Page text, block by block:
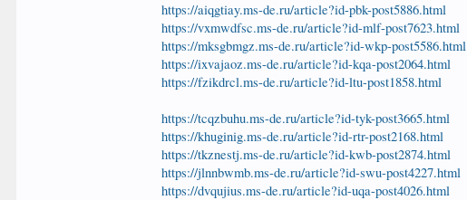
https://aiqgtiay.ms-de.ru/article?id-pbk-post5886.html
https://vxmwdfsc.ms-de.ru/article?id-mlf-post7623.html
https://mksgbmgz.ms-de.ru/article?id-wkp-post5586.html
https://ixvajaoz.ms-de.ru/article?id-kqa-post2064.html
https://fzikdrcl.ms-de.ru/article?id-ltu-post1858.html
https://tcqzbuhu.ms-de.ru/article?id-tyk-post3665.html
https://khuginig.ms-de.ru/article?id-rtr-post2168.html
https://tkznestj.ms-de.ru/article?id-kwb-post2874.html
https://jlnnbwmb.ms-de.ru/article?id-swu-post4227.html
https://dvqujius.ms-de.ru/article?id-uqa-post4026.html